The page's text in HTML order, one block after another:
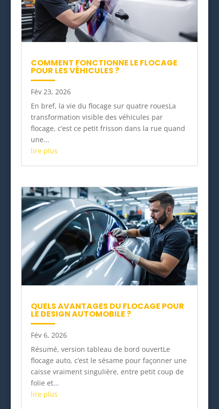
COMMENT FONCTIONNE LE FLOCAGE
POUR LES VÉHICULES ?
Fév 23, 2026
En bref, la vie du flocage sur quatre rouesLa
transformation visible des véhicules par
flocage, c’est ce petit frisson dans la rue quand
une...
lire plus
QUELS AVANTAGES DU FLOCAGE POUR
LE DESIGN AUTOMOBILE ?
Fév 6, 2026
Résumé, version tableau de bord ouvertLe
flocage auto, c’est le sésame pour façonner une
caisse vraiment singulière, entre petit coup de
folie et...
lire plus